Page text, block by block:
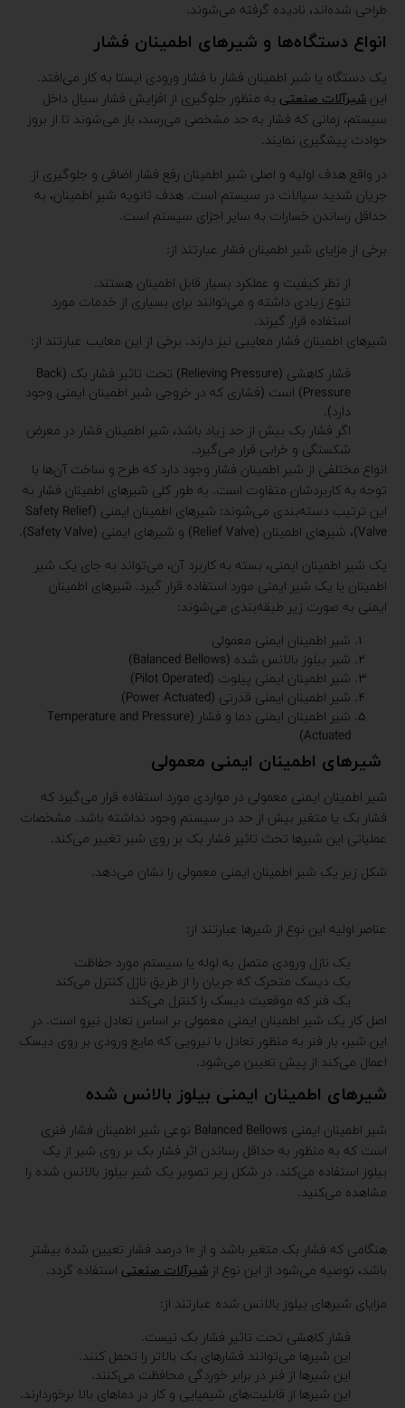
طراحی شده‌اند، نادیده گرفته می‌شوند.
انواع دستگاه‌ها و شیرهای اطمینان فشار
یک دستگاه یا شیر اطمینان فشار با فشار ورودی ایستا به کار می‌افتد.
این شیرآلات صنعتی به منظور جلوگیری از افزایش فشار سیال داخل
سیستم، زمانی که فشار به حد مشخصی می‌رسد، باز می‌شوند تا از بروز
حوادث پیشگیری نمایند.
در واقع هدف اولیه و اصلی شیر اطمینان رفع فشار اضافی و جلوگیری از
جریان شدید سیالات در سیستم است. هدف ثانویه شیر اطمینان، به
حداقل رساندن خسارات به سایر اجزای سیستم است.
برخی از مزایای شیر اطمینان فشار عبارتند از:
از نظر کیفیت و عملکرد بسیار قابل اطمینان هستند.
تنوع زیادی داشته و می‌توانند برای بسیاری از خدمات مورد
استفاده قرار گیرند.
شیرهای اطمینان فشار معایبی نیز دارند. برخی از این معایب عبارتند از:
فشار کاهشی (Relieving Pressure) تحت تاثیر فشار بک (Back
Pressure) است (فشاری که در خروجی شیر اطمینان ایمنی وجود
دارد).
اگر فشار بک بیش از حد زیاد باشد، شیر اطمینان فشار در معرض
شکستگی و خرابی قرار می‌گیرد.
انواع مختلفی از شیر اطمینان فشار وجود دارد که طرح و ساخت آن‌ها با
توجه به کاربردشان متفاوت است. به طور کلی شیرهای اطمینان فشار به
این ترتیب دسته‌بندی می‌شوند: شیرهای اطمینان ایمنی (Safety Relief
Valve)، شیرهای اطمینان (Relief Valve) و شیرهای ایمنی (Safety Valve).
یک شیر اطمینان ایمنی، بسته به کاربرد آن، می‌تواند به جای یک شیر
اطمینان یا یک شیر ایمنی مورد استفاده قرار گیرد. شیرهای اطمینان
ایمنی به صورت زیر طبقه‌بندی می‌شوند:
شیر اطمینان ایمنی معمولی
شیر بیلوز بالانس شده (Balanced Bellows)
شیر اطمینان ایمنی پیلوت (Pilot Operated)
شیر اطمینان ایمنی قدرتی (Power Actuated)
شیر اطمینان ایمنی دما و فشار (Temperature and Pressure
Actuated)
شیرهای اطمینان ایمنی معمولی
شیر اطمینان ایمنی معمولی در مواردی مورد استفاده قرار می‌گیرد که
فشار بک یا متغیر بیش از حد در سیستم وجود نداشته باشد. مشخصات
عملیاتی این شیرها تحث تاثیر فشار بک بر روی شیر تغییر می‌کند.
شکل زیر یک شیر اطمینان ایمنی معمولی را نشان می‌دهد.
عناصر اولیه این نوع از شیرها عبارتند از:
یک نازل ورودی متصل به لوله یا سیستم مورد حفاظت
یک دیسک متحرک که جریان را از طریق نازل کنترل می‌کند
یک فنر که موقعیت دیسک را کنترل می‌کند
اصل کار یک شیر اطمینان ایمنی معمولی بر اساس تعادل نیرو است. در
این شیر، بار فنر به منظور تعادل با نیرویی که مایع ورودی بر روی دیسک
اعمال می‌کند از پیش تعیین می‌شود.
شیرهای اطمینان ایمنی بیلوز بالانس شده
شیر اطمینان ایمنی Balanced Bellows نوعی شیر اطمینان فشار فنری
است که به منظور به حداقل رساندن اثر فشار بک بر روی شیر از یک
بیلوز استفاده می‌کند. در شکل زیر تصویر یک شیر بیلوز بالانس شده را
مشاهده می‌کنید.
هنگامی که فشار بک متغیر باشد و از ۱۰ درصد فشار تعیین شده بیشتر
باشد، توصیه می‌شود از این نوع از شیرآلات صنعتی استفاده گردد.
مزایای شیرهای بیلوز بالانس شده عبارتند از:
فشار کاهشی تحت تاثیر فشار بک نیست.
این شیرها می‌توانند فشارهای بک بالاتر را تحمل کنند.
این شیرها از فنر در برابر خوردگی محافظت می‌کنند.
این شیرها از قابلیت‌های شیمیایی و کار در دماهای بالا برخوردارند.